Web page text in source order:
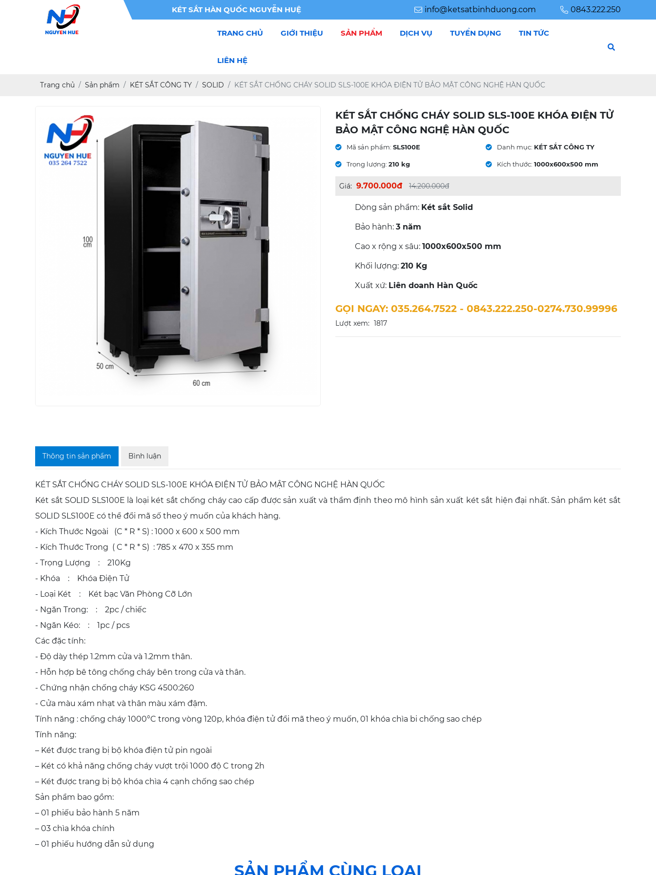
KÉT SẮT HÀN QUỐC NGUYỄN HUỆ 0843.222.250
info@ketsatbinhduong.com
TRANG CHỦ GIỚI THIỆU SẢN PHẨM DỊCH VỤ TUYỂN DỤNG TIN TỨC
LIÊN HỆ
Trang chủ Sản phẩm KÉT SẮT CÔNG TY SOLID KÉT SẮT CHỐNG CHÁY SOLID SLS-100E KHÓA ĐIỆN TỬ BẢO MẬT CÔNG NGHỆ HÀN QUỐC
KÉT SẮT CHỐNG CHÁY SOLID SLS-100E KHÓA ĐIỆN TỬ
BẢO MẬT CÔNG NGHỆ HÀN QUỐC
Mã sản phẩm: SLS100E Danh mục: KÉT SẮT CÔNG TY
Trọng lượng: 210 kg Kích thước: 1000x600x500 mm
Giá: 9.700.000đ 14.200.000đ
Dòng sản phẩm: Két sắt Solid
Bảo hành: 3 năm
Cao x rộng x sâu: 1000x600x500 mm
Khối lượng: 210 Kg
Xuất xứ: Liên doanh Hàn Quốc
GỌI NGAY: 035.264.7522 - 0843.222.250-0274.730.99996
Lượt xem: 1817
Thông tin sản phẩm Bình luận
KÉT SẮT CHỐNG CHÁY SOLID SLS-100E KHÓA ĐIỆN TỬ BẢO MẬT CÔNG NGHỆ HÀN QUỐC
Két sắt SOLID SLS100E là loại két sắt chống cháy cao cấp được sản xuất và thẩm định theo mô hình sản xuất két sắt hiện đại nhất. Sản phẩm két sắt
SOLID SLS100E có thể đổi mã số theo ý muốn của khách hàng.
- Kích Thước Ngoài (C * R * S) : 1000 x 600 x 500 mm
- Kích Thước Trong ( C * R * S) : 785 x 470 x 355 mm
- Trọng Lượng : 210Kg
- Khóa : Khóa Điện Tử
- Loại Két : Két bạc Văn Phòng Cỡ Lớn
- Ngăn Trong: : 2pc / chiếc
- Ngăn Kéo: : 1pc / pcs
Các đặc tính:
- Độ dày thép 1.2mm cửa và 1.2mm thân.
- Hỗn hợp bê tông chống cháy bên trong cửa và thân.
- Chứng nhận chống cháy KSG 4500:260
- Cửa màu xám nhạt và thân màu xám đậm.
Tính năng : chống cháy 1000°C trong vòng 120p, khóa điện tử đổi mã theo ý muốn, 01 khóa chìa bi chống sao chép
Tính năng:
– Két được trang bị bộ khóa điện tử pin ngoài
– Két có khả năng chống cháy vượt trội 1000 độ C trong 2h
– Két được trang bị bộ khóa chìa 4 cạnh chống sao chép
Sản phẩm bao gồm:
– 01 phiếu bảo hành 5 năm
– 03 chìa khóa chính
– 01 phiếu hướng dẫn sử dụng
SẢN PHẨM CÙNG LOẠI